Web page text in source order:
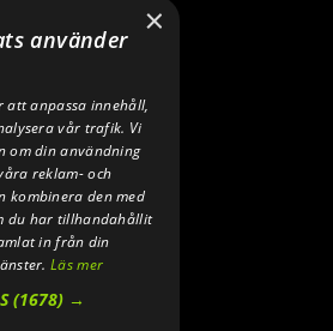
×
använder
att anpassa innehåll,
vår trafik. Vi
om din användning
reklam- och
kombinera den med
du har tillhandahållit
in från din
Läs mer
(1678) →